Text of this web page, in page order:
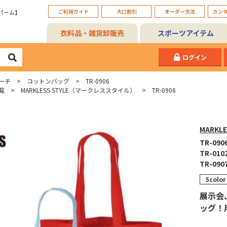
ム】 ご利用ガイド 大口割引 オーダー方法 カン
衣料品・雑貨卸販売 スポーツアイテム
ログイン
チ コットンバッグ
TR-0906
MARKLESS STYLE（マークレススタイル） TR-0906
TR-
TR-
TR-
5color
展示会
ッグ